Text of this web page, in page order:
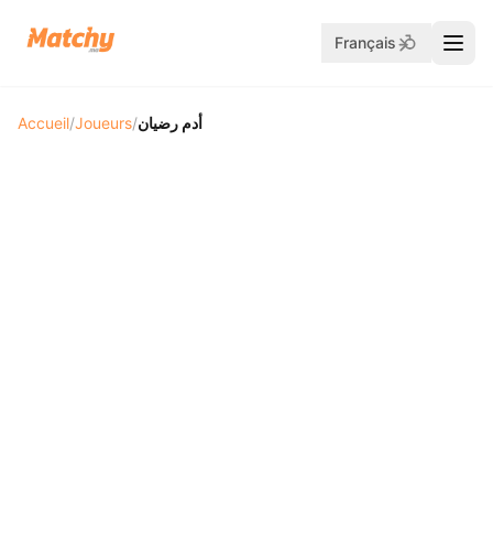
Français
Accueil/Joueurs/أدم رضيان